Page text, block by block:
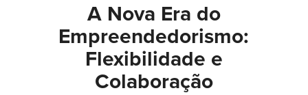
A Nova Era do
Empreendedorismo:
Flexibilidade e
Colaboração